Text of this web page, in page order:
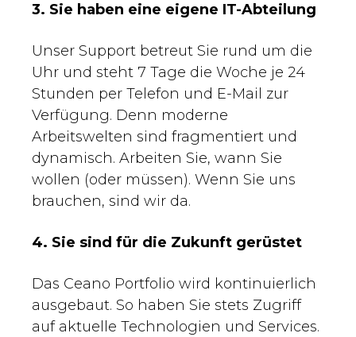
3. Sie haben eine eigene IT-Abteilung
Unser Support betreut Sie rund um die
Uhr und steht 7 Tage die Woche je 24
Stunden per Telefon und E-Mail zur
Verfügung. Denn moderne
Arbeitswelten sind fragmentiert und
dynamisch. Arbeiten Sie, wann Sie
wollen (oder müssen). Wenn Sie uns
brauchen, sind wir da.
4. Sie sind für die Zukunft gerüstet
Das Ceano Portfolio wird kontinuierlich
ausgebaut. So haben Sie stets Zugriff
auf aktuelle Technologien und Services.